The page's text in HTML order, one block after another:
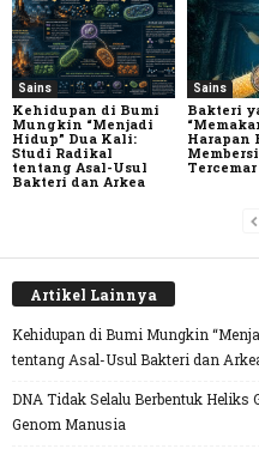
Sains
Kehidupan di Bumi
Mungkin “Menjadi
Hidup” Dua Kali:
Studi Radikal
tentang Asal-Usul
Bakteri dan Arkea
Sains
Bakteri
Harapan
Tercemar
Artikel Lainnya
Kehidupan di Bumi Mungkin
tentang Asal-Usul Bakteri dan
DNA Tidak Selalu Berbentuk Heliks
Genom Manusia